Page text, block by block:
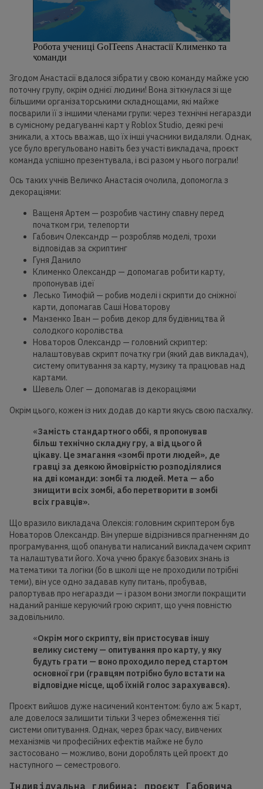
Робота учениці GoITeens Анастасії Клименко та
команди
Згодом Анастасії вдалося зібрати у свою команду майже усю
поточну групу, окрім однієї людини! Вона зіткнулася зі ще
більшими організаторськими складнощами, які майже
посварили її з іншими членами групи: через технічні негаразди
в сумісному редагуванні карт у Roblox Studio, деякі речі
зникали, а хтось вважав, що їх інші учасники видаляли. Однак,
усе було врегульовано навіть без участі викладача, проєкт
команда успішно презентувала, і всі разом у нього пограли!
Ось таких учнів Величко Анастасія очолила, допомогла з
декораціями:
Ващеня Артем — розробив частину спавну перед
початком гри, телепорти
Габович Олександр — розробляв моделі, трохи
відповідав за скриптинг
Гуня Данило
Клименко Олександр — допомагав робити карту,
пропонував ідеї
Лесько Тимофій — робив моделі і скрипти до сніжної
карти, допомагав Саші Новаторову
Манзенко Іван — робив декор для будівництва й
солодкого королівства
Новаторов Олександр — головний скриптер:
налаштовував скрипт початку гри (який дав викладач),
систему опитування за карту, музику та працював над
картами.
Шевель Олег — допомагав із декораціями
Окрім цього, кожен із них додав до карти якусь свою пасхалку.
«Замість стандартного оббі, я пропонував
більш технічно складну гру, а від цього й
цікаву. Це змагання «зомбі проти людей», де
гравці за деякою ймовірністю розподілялися
на дві команди: зомбі та людей. Мета — або
знищити всіх зомбі, або перетворити в зомбі
всіх гравців».
Що вразило викладача Олексія: головним скриптером був
Новаторов Олександр. Він уперше відрізнився прагненням до
програмування, щоб опанувати написаний викладачем скрипт
та налаштувати його. Хоча учню бракує базових знань із
математики та логіки (бо в школі ще не проходили потрібні
теми), він усе одно задавав купу питань, пробував,
рапортував про негаразди — і разом вони змогли покращити
наданий раніше керуючий грою скрипт, що учня повністю
задовільнило.
«Окрім мого скрипту, він пристосував іншу
велику систему — опитування про карту, у яку
будуть грати — воно проходило перед стартом
основної гри (гравцям потрібно було встати на
відповідне місце, щоб їхній голос зарахувався).
Проєкт вийшов дуже насичений контентом: було аж 5 карт,
але довелося залишити тільки 3 через обмеження тієї
системи опитування. Однак, через брак часу, вивчених
механізмів чи професійних ефектів майже не було
застосовано — можливо, вони дороблять цей проєкт до
наступного — семестрового.
Індивідуальна глибина: проєкт Габовича